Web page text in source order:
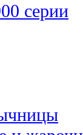
серии